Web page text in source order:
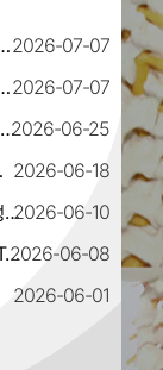
학업지원 장학생 모집 안내2026 07-07
문화가정 장학생 모집 안내2026 07-07
2026학년도 2학기 수강신청 등 세부일정 확정 알림2026 06-25
간 안내 2026 06-18
2026학년도 2학기 학비감면 장학 및 성적 장학 처리 사항 안내2026 06-10
RISE사업단, 지역 산업 강화를 위한 'G-Tech 브릿지 네트워킹' 진행2026 06-08
2026 06-01